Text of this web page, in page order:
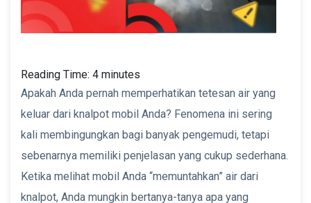
Reading Time: 4 minutes
Apakah Anda pernah memperhatikan tetesan air yang
keluar dari knalpot mobil Anda? Fenomena ini sering
kali membingungkan bagi banyak pengemudi, tetapi
sebenarnya memiliki penjelasan yang cukup sederhana.
Ketika melihat mobil Anda “memuntahkan” air dari
knalpot, Anda mungkin bertanya-tanya apa yang